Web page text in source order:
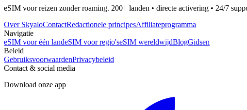
eSIM voor reizen zonder roaming. 200+ landen • directe activering • 24/7
Over SkyaloContactRedactionele principesAffiliateprogramma
Navigatie
eSIM voor één landeSIM voor regio'seSIM wereldwijdBlogGidsen
Beleid
GebruiksvoorwaardenPrivacybeleid
Contact & social media
Download onze app